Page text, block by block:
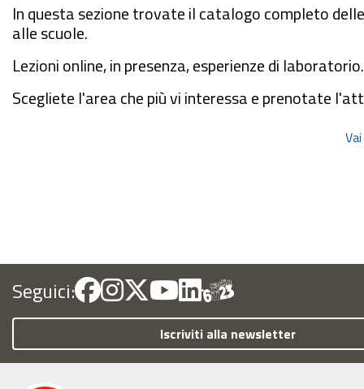
In questa sezione trovate il catalogo completo
alle scuole.
Lezioni online, in presenza, esperienze di laboratorio.
Scegliete l'area che più vi interessa e prenotate
Seguici:
Iscriviti alla newsletter